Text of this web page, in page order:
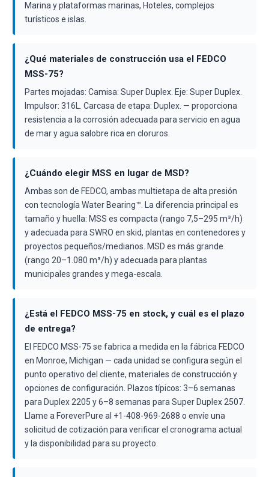
Marina y plataformas marinas, Hoteles, complejos
turísticos e islas.
¿Qué materiales de construcción usa el FEDCO
MSS-75?
Partes mojadas: Camisa: Super Duplex. Eje: Super Duplex.
Impulsor: 316L. Carcasa de etapa: Duplex. — proporciona
resistencia a la corrosión adecuada para servicio en agua
de mar y agua salobre rica en cloruros.
¿Cuándo elegir MSS en lugar de MSD?
Ambas son de FEDCO, ambas multietapa de alta presión
con tecnología Water Bearing™. La diferencia principal es
tamaño y huella: MSS es compacta (rango 7,5–295 m³/h)
y adecuada para SWRO en skid, plantas en contenedores y
proyectos pequeños/medianos. MSD es más grande
(rango 20–1.080 m³/h) y adecuada para plantas
municipales grandes y mega-escala.
¿Está el FEDCO MSS-75 en stock, y cuál es el plazo
de entrega?
El FEDCO MSS-75 se fabrica a medida en la fábrica FEDCO
en Monroe, Michigan — cada unidad se configura según el
punto operativo del cliente, materiales de construcción y
opciones de configuración. Plazos típicos: 3–6 semanas
para Duplex 2205 y 6–8 semanas para Super Duplex 2507.
Llame a ForeverPure al +1-408-969-2688 o envíe una
solicitud de cotización para verificar el cronograma actual
y la disponibilidad para su proyecto.